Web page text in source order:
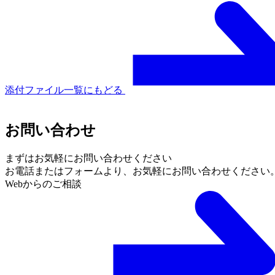
添付ファイル一覧にもどる
お問い合わせ
まずはお気軽にお問い合わせください
お電話またはフォームより、 お気軽にお問い合わせください
Webからのご相談